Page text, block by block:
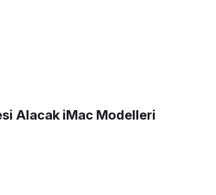
Alacak iMac Modelleri